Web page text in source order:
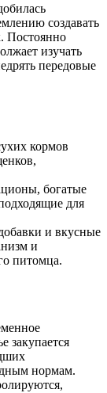
создавать
Постоянно
изучать
передовые
кормов
богатые
для
и вкусные
и
питомца.
закупается
нормам.